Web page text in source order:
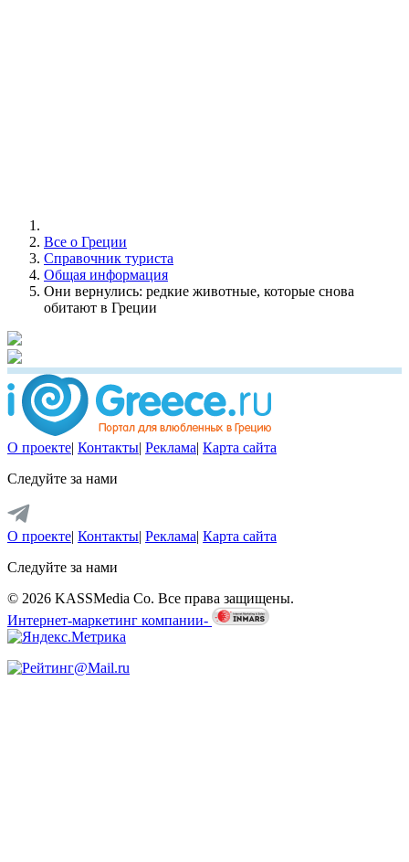
Все о Греции
Справочник туриста
Общая информация
Они вернулись: редкие животные, которые снова
обитают в Греции
О проекте| Контакты| Реклама| Карта сайта
Следуйте за нами
О проекте| Контакты| Реклама| Карта сайта
Следуйте за нами
© 2026 KASSMedia Co. Все права защищены.
Интернет-маркетинг компании-